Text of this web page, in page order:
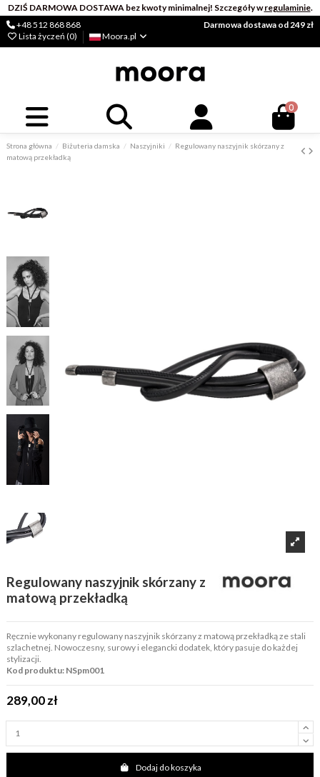
DZIŚ DARMOWA DOSTAWA bez kwoty minimalnej! Szczegóły wregulaminie.
+48 512 868 868
Darmowa dostawa od 249 zł
Lista życzeń (0) Moora.pl
0
Strona główna Biżuteria damska Naszyjniki
Regulowany naszyjnik skórzany z
matową przekładką
Regulowany naszyjnik skórzany z
matową przekładką
Ręcznie wykonany regulowany naszyjnik skórzany z matową przekładką ze stali
szlachetnej. Nowoczesny, surowy i elegancki dodatek, który pasuje do każdej
stylizacji.
Kod produktu: NSpm001
289,00 zł
Dodaj do koszyka